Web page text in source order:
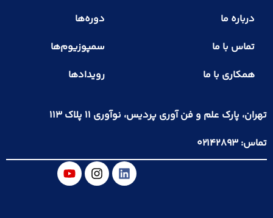
درباره ما
تماس با ما
همکاری با ما
دوره‌ها
سمپوزیوم‌ها
رویدادها
تهران، پارک علم و فن آوری پردیس، نوآوری ۱۱ پلاک ۱۱۳
تماس: ۰۲۱۴۲۸۹۳